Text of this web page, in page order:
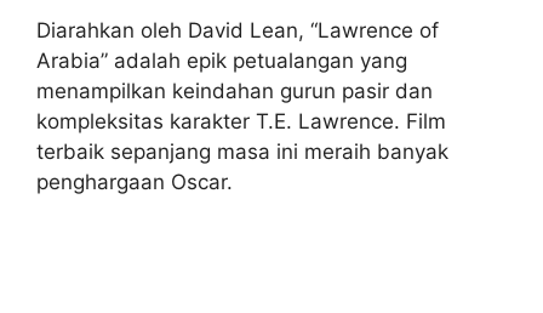
Diarahkan oleh David Lean, “Lawrence of
Arabia” adalah epik petualangan yang
menampilkan keindahan gurun pasir dan
kompleksitas karakter T.E. Lawrence. Film
terbaik sepanjang masa ini meraih banyak
penghargaan Oscar.